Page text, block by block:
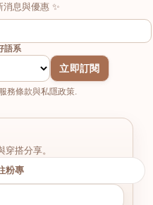
息與優惠 ✨
語系
立即訂閱
務條款與私隱政策.
搭分享。
粉專